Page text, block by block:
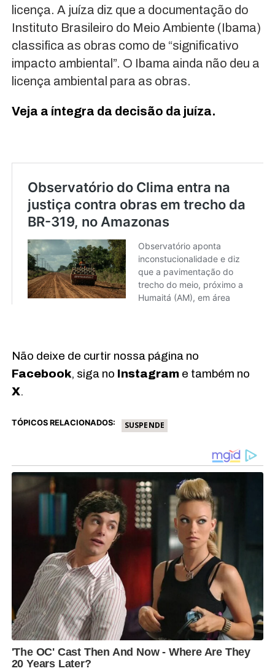
licença. A juíza diz que a documentação do
Instituto Brasileiro do Meio Ambiente (Ibama)
classifica as obras como de “significativo
impacto ambiental”. O Ibama ainda não deu a
licença ambiental para as obras.
Veja a íntegra da decisão da juíza.
Não deixe de curtir nossa página no
Facebook, siga no Instagrame também no
X.
TÓPICOS RELACIONADOS: SUSPENDE